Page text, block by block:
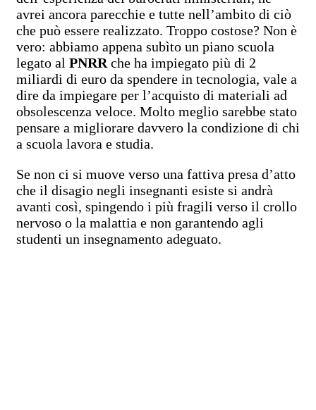
avrei ancora parecchie e tutte nell’ambito di ciò
che può essere realizzato. Troppo costose? Non è
vero: abbiamo appena subìto un piano scuola
legato al PNRR che ha impiegato più di 2
miliardi di euro da spendere in tecnologia, vale a
dire da impiegare per l’acquisto di materiali ad
obsolescenza veloce. Molto meglio sarebbe stato
pensare a migliorare davvero la condizione di chi
a scuola lavora e studia.
Se non ci si muove verso una fattiva presa d’atto
che il disagio negli insegnanti esiste si andrà
avanti così, spingendo i più fragili verso il crollo
nervoso o la malattia e non garantendo agli
studenti un insegnamento adeguato.